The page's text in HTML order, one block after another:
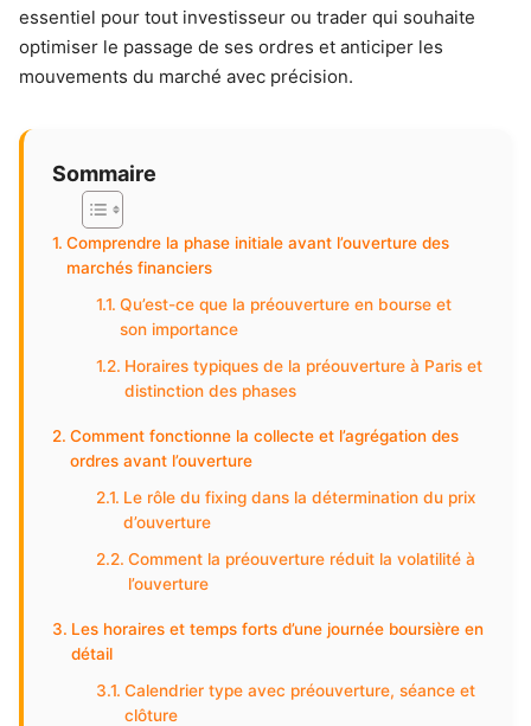
essentiel pour tout investisseur ou trader qui souhaite
optimiser le passage de ses ordres et anticiper les
mouvements du marché avec précision.
Sommaire
Comprendre la phase initiale avant l’ouverture des
marchés financiers
Qu’est-ce que la préouverture en bourse et
son importance
Horaires typiques de la préouverture à Paris et
distinction des phases
Comment fonctionne la collecte et l’agrégation des
ordres avant l’ouverture
Le rôle du fixing dans la détermination du prix
d’ouverture
Comment la préouverture réduit la volatilité à
l’ouverture
Les horaires et temps forts d’une journée boursière en
détail
Calendrier type avec préouverture, séance et
clôture